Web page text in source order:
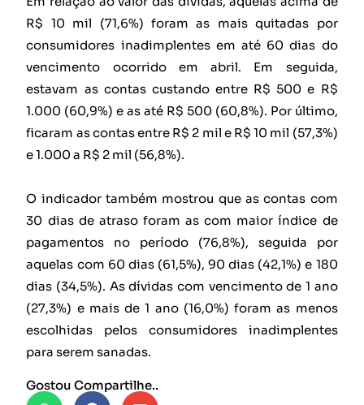
R$ 10 mil (71,6%) foram as mais quitadas por
consumidores inadimplentes em até 60 dias do
vencimento ocorrido em abril. Em seguida,
estavam as contas custando entre R$ 500 e R$
1.000 (60,9%) e as até R$ 500 (60,8%). Por último,
ficaram as contas entre R$ 2 mil e R$ 10 mil (57,3%)
e 1.000 a R$ 2 mil (56,8%).
O indicador também mostrou que as contas com
30 dias de atraso foram as com maior índice de
pagamentos no período (76,8%), seguida por
aquelas com 60 dias (61,5%), 90 dias (42,1%) e 180
dias (34,5%). As dívidas com vencimento de 1 ano
(27,3%) e mais de 1 ano (16,0%) foram as menos
escolhidas pelos consumidores inadimplentes
para serem sanadas.
Gostou Compartilhe..